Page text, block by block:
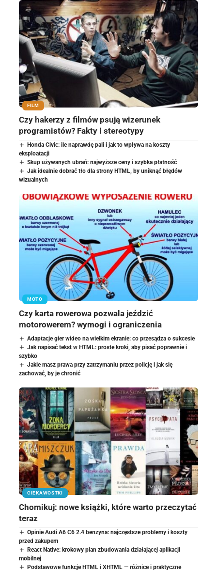
FILM
Czy hakerzy z filmów psują wizerunek
programistów? Fakty i stereotypy
Honda Civic: ile naprawdę pali i jak to wpływa na koszty
eksploatacji
Skup używanych ubrań: najwyższe ceny i szybka płatność
Jak idealnie dobrać tło dla strony HTML, by uniknąć błędów
wizualnych
MOTO
Czy karta rowerowa pozwala jeździć
motorowerem? wymogi i ograniczenia
Adaptacje gier wideo na wielkim ekranie: co przesądza o sukcesie
Jak napisać tekst w HTML: proste kroki, aby pisać poprawnie i
szybko
Jakie masz prawa przy zatrzymaniu przez policję i jak się
zachować, by je chronić
CIEKAWOSTKI
Chomikuj: nowe książki, które warto przeczytać
teraz
Opinie Audi A6 C6 2.4 benzyna: najczęstsze problemy i koszty
przed zakupem
React Native: krokowy plan zbudowania działającej aplikacji
mobilnej
Podstawowe funkcje HTML i XHTML — różnice i praktyczne